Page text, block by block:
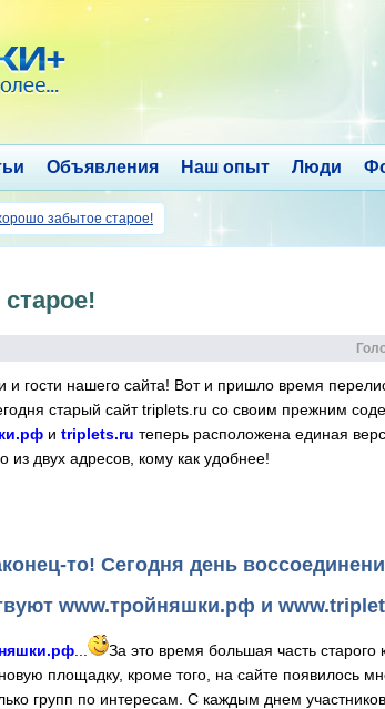
Объявления Наш опыт Люди
забытое старое!
и гости нашего сайта! Вот и пришло время
старый сайт triplets.ru со своим прежним
и triplets.ru теперь расположена единая
из двух адресов, кому как удобнее!
то! Сегодня день
www.тройняшки.рф и
За это время большая часть старого
площадку, кроме того, на сайте появилось
групп по интересам. С каждым днем